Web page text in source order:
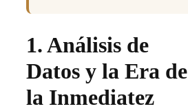
1. Análisis de
Datos y la Era de
la Inmediatez